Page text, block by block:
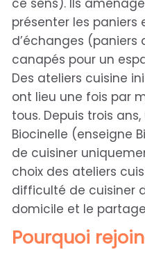
ce sens). Ils
présenter les
d’échanges (paniers
canapés pour un
Des ateliers cuisine
ont lieu une fois par
tous. Depuis trois
Biocinelle (enseigne
de cuisiner
choix des ateliers
difficulté de cuisiner
domicile et le
Pourquoi